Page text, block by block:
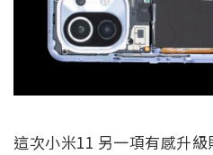
這次小米11 另一項有感升級